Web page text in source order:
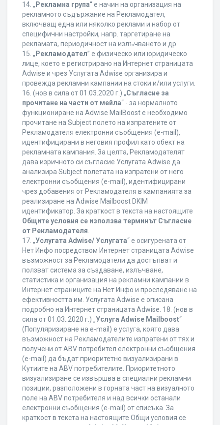
14. „ Рекламна група“ е начин на организация на
рекламното съдържание на Рекламодател,
включващ една или няколко реклами и набор от
специфични настройки, напр. таргетиране на
рекламата, периодичност на излъчването и др.
15. „ Рекламодател” е физическо или юридическо
лице, което е регистрирано на Интернет страницата
Adwise и чрез Услугата Adwise организира и
провежда рекламни кампании на стоки и/или услуги.
16. (нов в сила от 01.03.2020 г.) „Съгласие за
прочитане на части от мейла“ - за нормалното
функциониране на Adwise MailBoost е необходимо
прочитане на Subject полето на изпратените от
Рекламодателя електронни съобщения (e-mail),
идентифицирани в неговия профил като обект на
рекламната кампания. За целта, Рекламодателят
дава изричното си съгласие Услугата Adwise да
анализира Subject полетата на изпратени от него
електронни съобщения (e-mail), идентифицирани
чрез добавения от Рекламодателя в кампанията за
реализиране на Adwise Mailboost DKIM
идентификатор. За краткост в текста на настоящите
Общите условия се използва терминът Съгласие
от Рекламодателя
17. „Услугата Adwise/ Услугата“ е осигурената от
Нет Инфо посредством Интернет страницата Adwise
възможност за Рекламодатели да достъпват и
ползват система за създаване, излъчване,
статистика и организация на рекламни кампании в
Интернет страниците на Нет Инфо и проследяване на
ефективността им. Услугата Adwise е описана
подробно на Интернет страницата Adwise. 18. (нов в
сила от 01.03..2020 г.) „Услуга Adwise Mailboost“
(Популяризиране на e-mail) е услуга, която дава
възможност на Рекламодателите изпратени от тях и
получени от ABV потребител електронни съобщения
(e-mail) да бъдат приоритетно визуализирани в
Кутиите на ABV потребителите. Приоритетното
визуализиране се извършва в специални рекламни
позиции, разположени в горната част на визуалното
поле на ABV потребителя и над всички останали
електронни съобщения (e-mail) от списъка. За
краткост в текста на настоящите Общи условия се